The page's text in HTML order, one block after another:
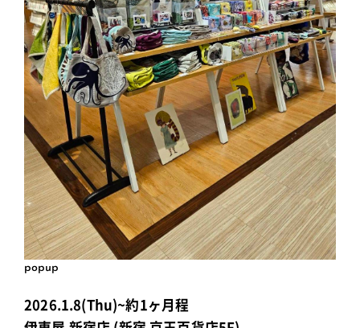
popup
2026.1.8(Thu)~約1ヶ月程